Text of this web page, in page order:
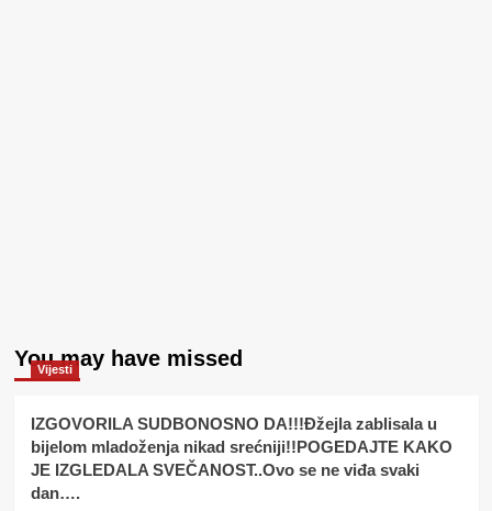
You may have missed
Vijesti
IZGOVORILA SUDBONOSNO DA!!!Đžejla zablisala u
bijelom mladoženja nikad srećniji!!POGEDAJTE KAKO
JE IZGLEDALA SVEČANOST..Ovo se ne viđa svaki
dan….